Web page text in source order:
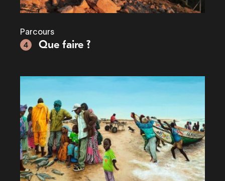
Parcours
4
Que faire ?